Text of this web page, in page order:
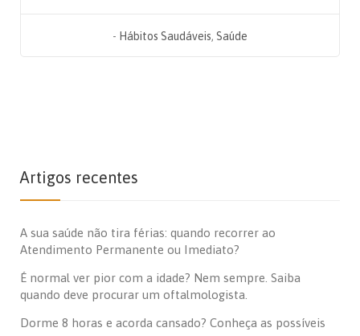
- Hábitos Saudáveis, Saúde
Artigos recentes
A sua saúde não tira férias: quando recorrer ao
Atendimento Permanente ou Imediato?
É normal ver pior com a idade? Nem sempre. Saiba
quando deve procurar um oftalmologista.
Dorme 8 horas e acorda cansado? Conheça as possíveis